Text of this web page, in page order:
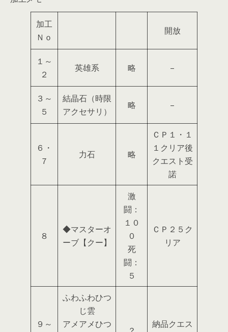
加工
Ｎｏ
開放
１～
２
英雄系 略 –
３～
５
結晶石（時限
アクセサリ）
略 –
６・
７
力石 略
ＣＰ１・１
１クリア後
クエスト受
諾
８
◆マスターオ
ーブ【クー】
激
闘：
１０
０
死
闘：
５
ＣＰ２５ク
リア
９～
ふわふわひつ
じ雲
アメアメひつ
納品クエス